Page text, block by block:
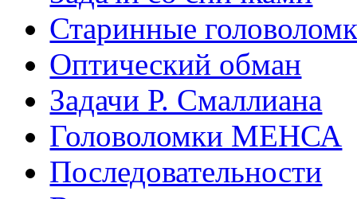
Старинные
Оптический обман
Задачи Р. Смаллиана
Головоломки МЕНСА
Последовательности